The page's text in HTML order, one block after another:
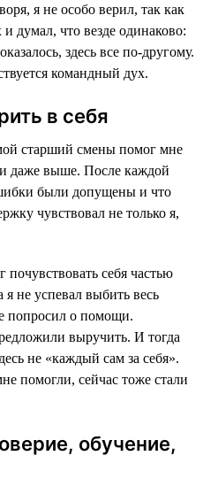
я не особо верил, так как
думал, что везде одинаково:
здесь все по-другому.
командный дух.
в себя
старший смены помог мне
даже выше. После каждой
были допущены и что
чувствовал не только я,
себя частью
не успевал выбить весь
попросил о помощи.
выручить. И тогда
не «каждый сам за себя».
помогли, сейчас тоже стали
обучение,